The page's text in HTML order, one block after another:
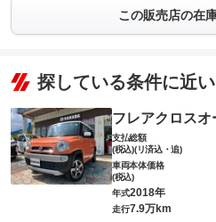
この販売店の在
探している条件に近
フレアクロスオ
支払総額
(税込)(リ済込・追)
車両本体価格
(税込)
年式2018年
走行7.9万km